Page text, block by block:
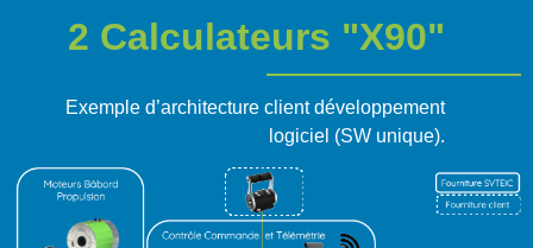
2 Calculateurs "X90"
Exemple d’architecture client développement
logiciel (SW unique).